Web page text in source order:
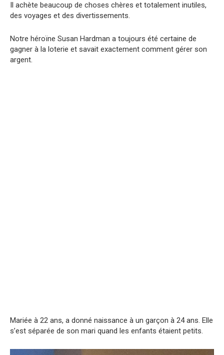
Il achète beaucoup de choses chères et totalement inutiles,
des voyages et des divertissements.
Notre héroïne Susan Hardman a toujours été certaine de
gagner à la loterie et savait exactement comment gérer son
argent.
Mariée à 22 ans, a donné naissance à un garçon à 24 ans. Elle
s’est séparée de son mari quand les enfants étaient petits.